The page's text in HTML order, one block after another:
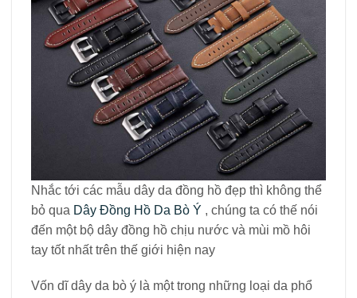
Nhắc tới các mẫu dây da đồng hồ đẹp thì không thể
bỏ qua Dây Đồng Hồ Da Bò Ý , chúng ta có thế nói
đến một bộ dây đồng hồ chịu nước và mùi mồ hôi
tay tốt nhất trên thế giới hiện nay
Vốn dĩ dây da bò ý là một trong những loại da phổ